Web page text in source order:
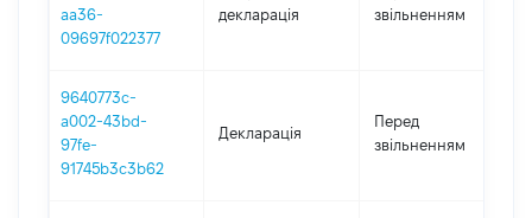
aa36-
09697f022377
декларація
звільненням
9640773c-
a002-43bd-
97fe-
91745b3c3b62
Декларація
Перед
звільненням